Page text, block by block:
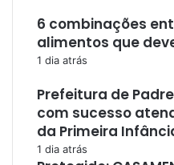
6 combinações
alimentos que
1 dia atrás
Prefeitura de
com sucesso
da Primeira
1 dia atrás